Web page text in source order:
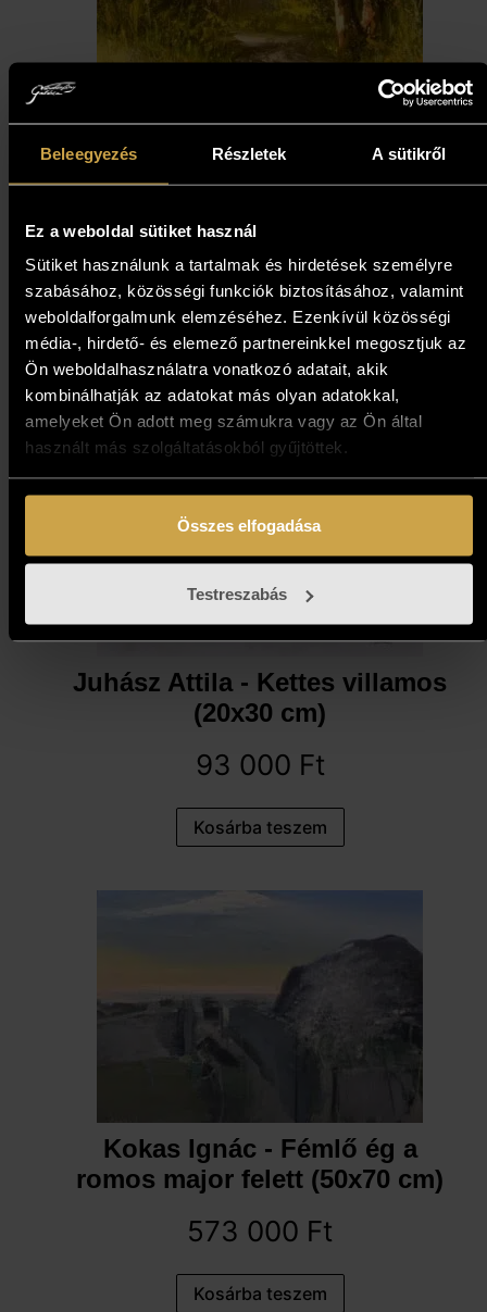
Beleegyezés Részletek A sütikről
Ez a weboldal sütiket használ
Sütiket használunk a tartalmak és hirdetések személyre
szabásához, közösségi funkciók biztosításához, valamint
weboldalforgalmunk elemzéséhez. Ezenkívül közösségi
média-, hirdető- és elemező partnereinkkel megosztjuk az
Ön weboldalhasználatra vonatkozó adatait, akik
kombinálhatják az adatokat más olyan adatokkal,
amelyeket Ön adott meg számukra vagy az Ön által
használt más szolgáltatásokból gyűjtöttek.
Összes elfogadása
Testreszabás
Benda Zoltán - Az erdőn át
98 000Ft
Kosárba teszem
Juhász Attila - Kettes villamos
(20x30 cm)
93 000 Ft
Kosárba teszem
Kokas Ignác - Fémlő ég a
romos major felett (50x70 cm)
573 000 Ft
Kosárba teszem